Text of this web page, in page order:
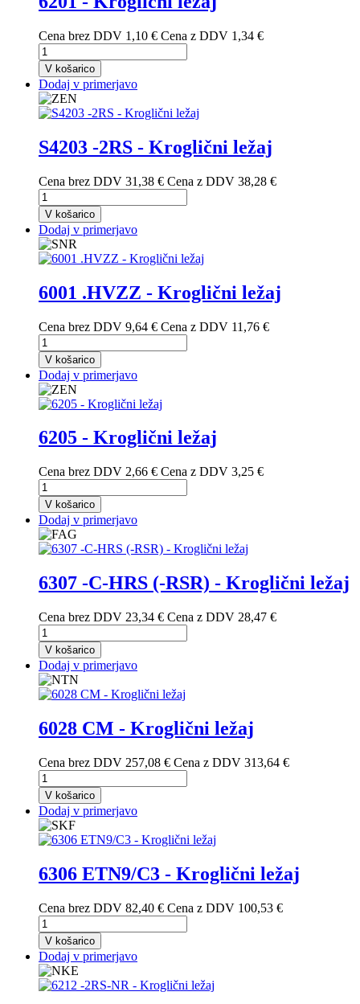
Cena brez DDV 1,10 € Cena z DDV 1,34 €
V košarico
Dodaj v primerjavo
S4203 -2RS - Kroglični ležaj
Cena brez DDV 31,38 € Cena z DDV 38,28 €
V košarico
Dodaj v primerjavo
6001 .HVZZ - Kroglični ležaj
Cena brez DDV 9,64 € Cena z DDV 11,76 €
V košarico
Dodaj v primerjavo
6205 - Kroglični ležaj
Cena brez DDV 2,66 € Cena z DDV 3,25 €
V košarico
Dodaj v primerjavo
6307 -C-HRS (-RSR) - Kroglični ležaj
Cena brez DDV 23,34 € Cena z DDV 28,47 €
V košarico
Dodaj v primerjavo
6028 CM - Kroglični ležaj
Cena brez DDV 257,08 € Cena z DDV 313,64 €
V košarico
Dodaj v primerjavo
6306 ETN9/C3 - Kroglični ležaj
Cena brez DDV 82,40 € Cena z DDV 100,53 €
V košarico
Dodaj v primerjavo